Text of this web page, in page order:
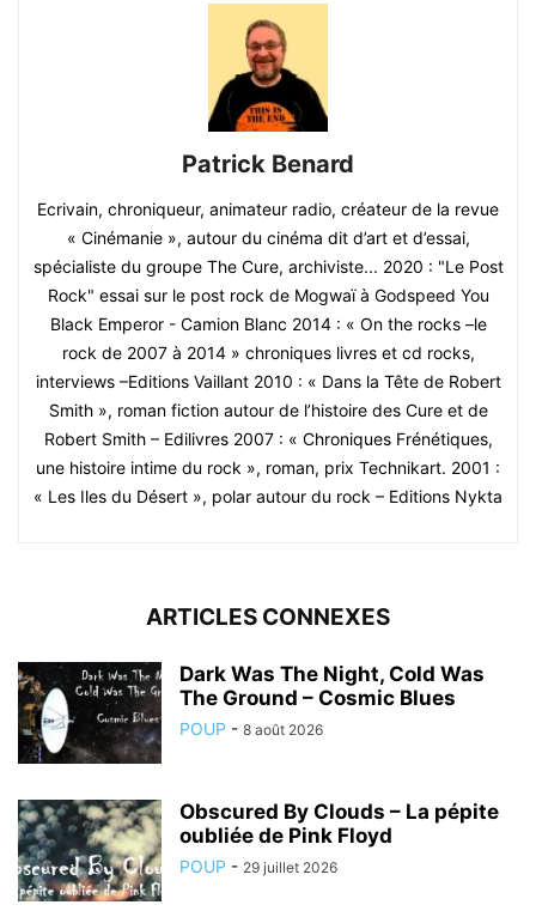
Patrick Benard
Ecrivain, chroniqueur, animateur radio, créateur de la revue
« Cinémanie », autour du cinéma dit d’art et d’essai,
spécialiste du groupe The Cure, archiviste... 2020 : "Le Post
Rock" essai sur le post rock de Mogwaï à Godspeed You
Black Emperor - Camion Blanc 2014 : « On the rocks –le
rock de 2007 à 2014 » chroniques livres et cd rocks,
interviews –Editions Vaillant 2010 : « Dans la Tête de Robert
Smith », roman fiction autour de l’histoire des Cure et de
Robert Smith – Edilivres 2007 : « Chroniques Frénétiques,
une histoire intime du rock », roman, prix Technikart. 2001 :
« Les Iles du Désert », polar autour du rock – Editions Nykta
ARTICLES CONNEXES
Dark Was The Night, Cold Was
The Ground – Cosmic Blues
POUP - 8 août 2026
Obscured By Clouds – La pépite
oubliée de Pink Floyd
POUP - 29 juillet 2026